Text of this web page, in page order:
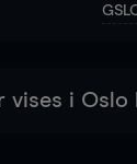
vises i Oslo